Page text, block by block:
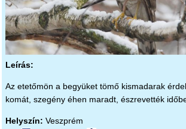
Leírás:
Az etetőmön a begyüket tömő kismadarak
komát, szegény éhen maradt, észrevették
Helyszín: Veszprém